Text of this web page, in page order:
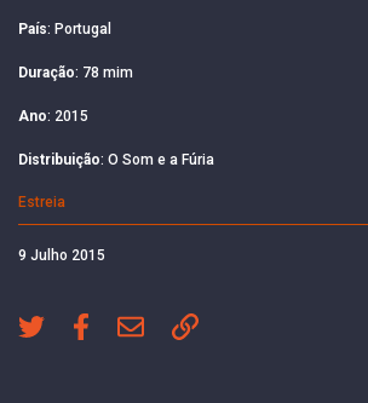
País: Portugal
Duração: 78 mim
Ano: 2015
Distribuição: O Som e a Fúria
Estreia
9 Julho 2015